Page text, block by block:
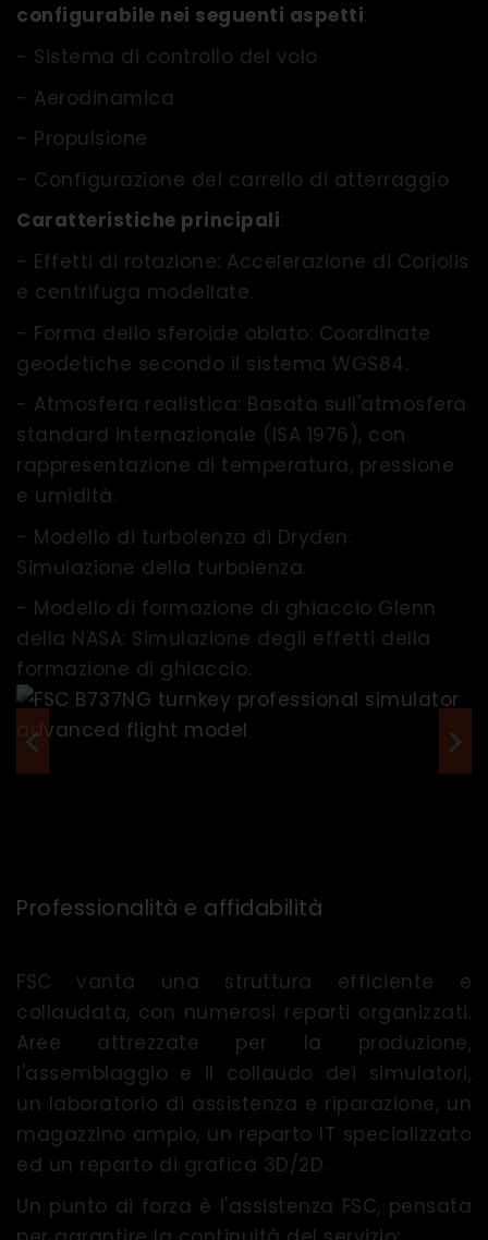
configurabile nei seguenti aspetti:
- Sistema di controllo del volo
- Aerodinamica
- Propulsione
- Configurazione del carrello di atterraggio
Caratteristiche principali:
- Effetti di rotazione: Accelerazione di Coriolis
e centrifuga modellate.
- Forma dello sferoide oblato: Coordinate
geodetiche secondo il sistema WGS84.
- Atmosfera realistica: Basata sull'atmosfera
standard internazionale (ISA 1976), con
rappresentazione di temperatura, pressione
e umidità.
- Modello di turbolenza di Dryden:
Simulazione della turbolenza.
- Modello di formazione di ghiaccio Glenn
della NASA: Simulazione degli effetti della
formazione di ghiaccio.
Professionalità e affidabilità
FSC vanta una struttura efficiente e
collaudata, con numerosi reparti organizzati.
Aree attrezzate per la produzione,
l'assemblaggio e il collaudo dei simulatori,
un laboratorio di assistenza e riparazione, un
magazzino ampio, un reparto IT specializzato
ed un reparto di grafica 3D/2D.
Un punto di forza è l'assistenza FSC, pensata